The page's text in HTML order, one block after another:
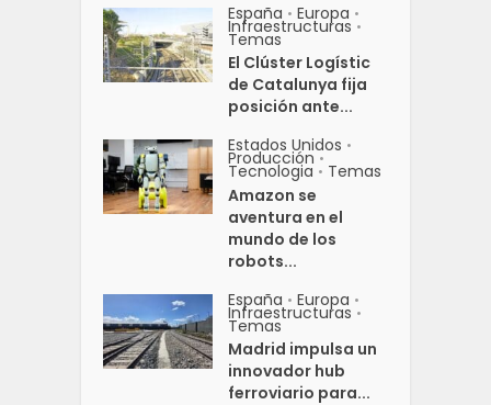
España • Europa •
Infraestructuras •
Temas
El Clúster Logístic
de Catalunya fija
posición ante...
Estados Unidos •
Producción •
Tecnologia • Temas
Amazon se
aventura en el
mundo de los
robots...
España • Europa •
Infraestructuras •
Temas
Madrid impulsa un
innovador hub
ferroviario para...